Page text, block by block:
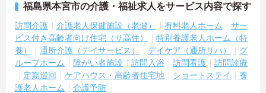
福島県本宮市の介護・福祉求人をサービス内容で探す
訪問介護 介護老人保健施設（老健） 有料老人ホーム
サー
ビス付き高齢者向け住宅（サ高住）
特別養護老人ホーム（特
養）
通所介護（デイサービス） デイケア（通所リハ）
グ
ループホーム
障がい者施設 訪問入浴 訪問看護
訪問診療
定期巡回
ケアハウス・高齢者住宅地 ショートステイ
養
護老人ホーム
介護予防